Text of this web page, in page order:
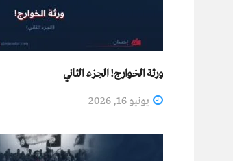
ورثة الخوارج! الجزء الثاني
يونيو 16, 2026